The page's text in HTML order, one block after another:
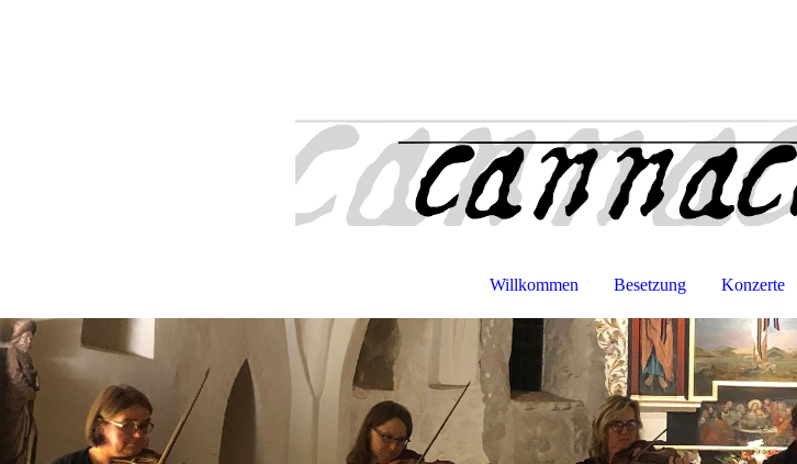
Willkommen Besetzung Konzerte